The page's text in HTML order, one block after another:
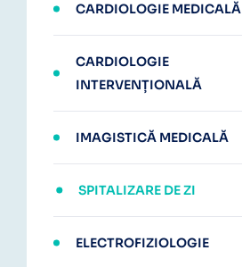
CARDIOLOGIE MEDICALĂ
CARDIOLOGIE
INTERVENȚIONALĂ
IMAGISTICĂ MEDICALĂ
SPITALIZARE DE ZI
ELECTROFIZIOLOGIE